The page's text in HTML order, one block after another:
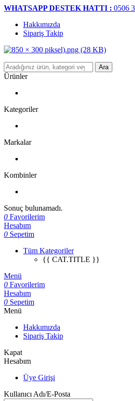
WHATSAPP DESTEK HATTI : 0506
Hakkımızda
Sipariş Takip
Ara
Ürünler
Kategoriler
Markalar
Kombinler
Sonuç bulunamadı.
0 Favorilerim
Hesabım
0 Sepetim
Tüm Kategoriler
{{ CAT.TITLE }}
Menü
0 Favorilerim
Hesabım
0 Sepetim
Menü
Hakkımızda
Sipariş Takip
Kapat
Hesabım
Üye Girişi
Kullanıcı Adı/E-Posta